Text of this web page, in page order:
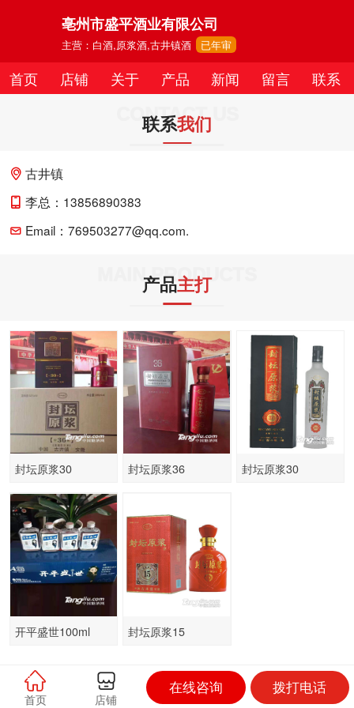
亳州市盛平酒业有限公司
主营：白酒,原浆酒,古井镇酒 已年审
首页 店铺 关于 产品 新闻 留言 联系
CONTACT US
联系我们
古井镇
李总：13856890383
Email：769503277@qq.com.
MAIN PRODUCTS
产品主打
封坛原浆30 封坛原浆36 封坛原浆30
开平盛世100ml 封坛原浆15
联系人：李总
首页 店铺
在线咨询 拨打电话